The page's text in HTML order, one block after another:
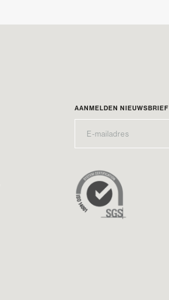
AANMELDEN NIEUWSBRIEF
*